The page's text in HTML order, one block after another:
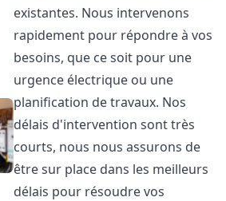
existantes. Nous intervenons
rapidement pour répondre à vos
besoins, que ce soit pour une
urgence électrique ou une
planification de travaux. Nos
délais d'intervention sont très
courts, nous nous assurons de
être sur place dans les meilleurs
délais pour résoudre vos